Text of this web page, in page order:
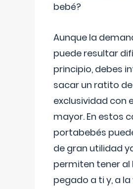
bebé?
Aunque la
puede resultar
principio, debes
sacar un ratito de
exclusividad con
mayor. En estos
portabebés
de gran utilidad
permiten tener al
pegado a ti y, a la